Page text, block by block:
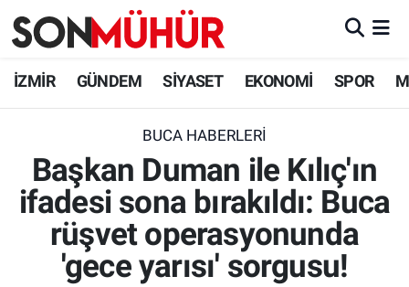
İZMİR GÜNDEM SİYASET EKONOMİ SPOR
BUCA HABERLERI
Başkan Duman ile Kılıç'ın
ifadesi sona bırakıldı: Buca
rüşvet operasyonunda
'gece yarısı' sorgusu!
İzmir Nöbetçi Eczaneler
İzmir Namaz Vakitleri
İzmir Trafik Yoğunluk Haritası
Süper Lig Puan Durumu ve Fikstür